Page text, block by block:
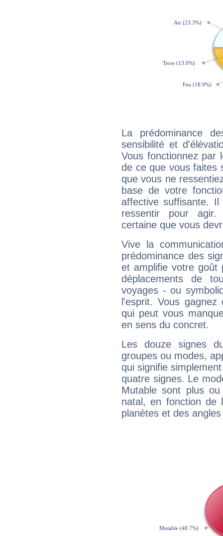
La prédominance
sensibilité et
Vous fonctionnez
de ce que vous faites
que vous ne
base de votre
affective suffisante.
ressentir pour agir.
certaine que vous
Vive la
prédominance des
et amplifie votre goût
déplacements de
voyages - ou
l'esprit. Vous
qui peut vous
en sens du concret.
Les douze signes
groupes ou modes,
qui signifie
quatre signes. Le
Mutable sont plus
natal, en fonction de
planètes et des